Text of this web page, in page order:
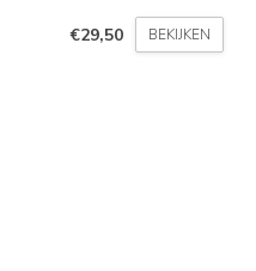
€29,50 BEKIJKEN